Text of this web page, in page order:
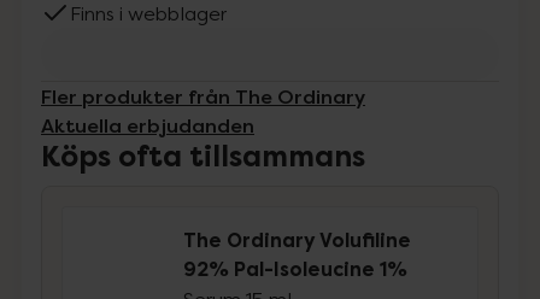
Finns i webblager
Fler produkter från The Ordinary
Aktuella erbjudanden
Köps ofta tillsammans
The Ordinary Volufiline
92% Pal-Isoleucine 1%